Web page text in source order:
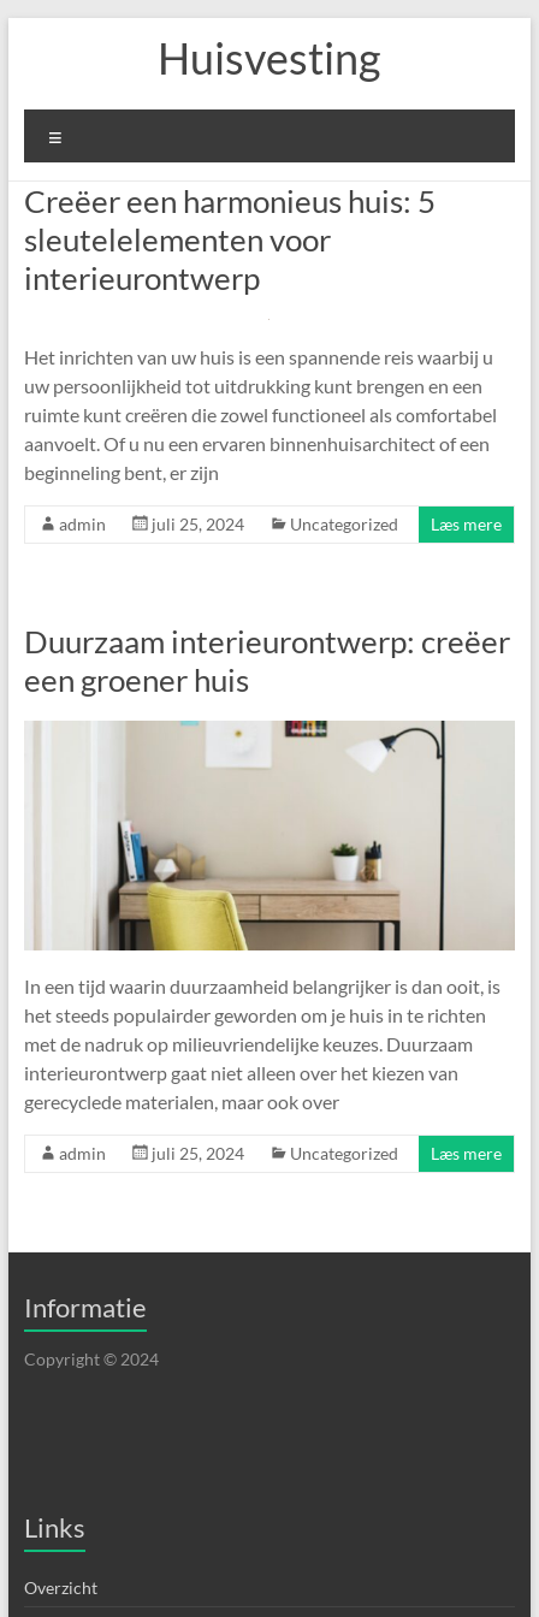
Huisvesting
Creëer een harmonieus huis: 5
sleutelelementen voor
interieurontwerp
Het inrichten van uw huis is een spannende reis waarbij u
uw persoonlijkheid tot uitdrukking kunt brengen en een
ruimte kunt creëren die zowel functioneel als comfortabel
aanvoelt. Of u nu een ervaren binnenhuisarchitect of een
beginneling bent, er zijn
admin juli 25, 2024 Uncategorized Læs mere
Duurzaam interieurontwerp: creëer
een groener huis
In een tijd waarin duurzaamheid belangrijker is dan ooit, is
het steeds populairder geworden om je huis in te richten
met de nadruk op milieuvriendelijke keuzes. Duurzaam
interieurontwerp gaat niet alleen over het kiezen van
gerecyclede materialen, maar ook over
admin juli 25, 2024 Uncategorized Læs mere
Informatie
Copyright © 2024
Links
Overzicht